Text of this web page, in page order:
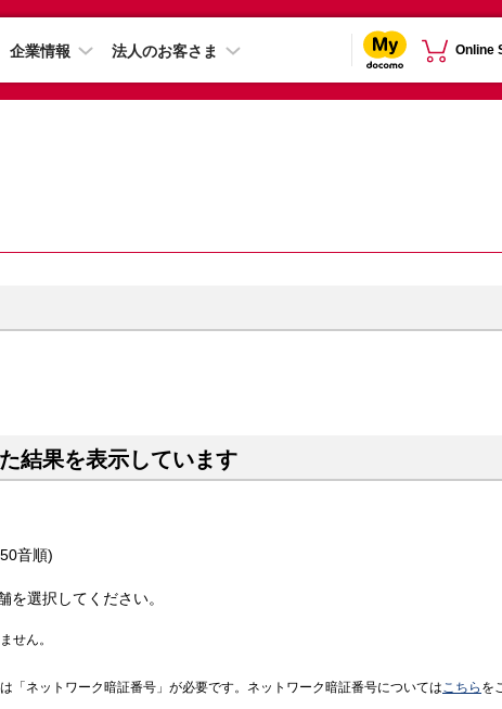
企業情報 法人のお客さま Online
結果を表示しています
音順)
を選択してください。
せん。
「ネットワーク暗証番号」が必要です。ネットワーク暗証番号についてはこちら を